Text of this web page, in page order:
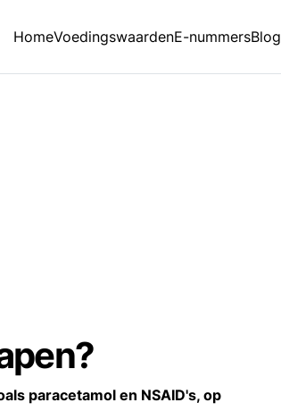
HomeVoedingswaardenE-nummersBlog
paracetamol en NSAID's, op